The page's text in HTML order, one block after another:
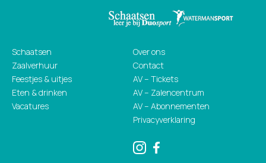
Schaatsen
Zaalverhuur
Feestjes & uitjes
Eten & drinken
Vacatures
Over ons
Contact
AV – Tickets
AV – Zalencentrum
AV – Abonnementen
Privacyverklaring